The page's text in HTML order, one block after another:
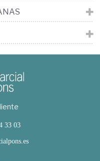
33 03